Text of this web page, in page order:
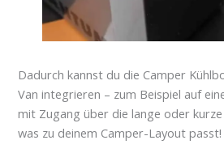
Dadurch kannst du die Camper
Van integrieren – zum Beispiel auf
mit Zugang über die lange oder kurze
was zu deinem Camper-Layout passt!